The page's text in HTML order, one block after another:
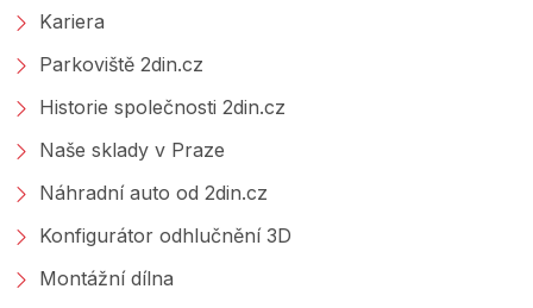
Kariera
Parkoviště 2din.cz
Historie společnosti 2din.cz
Naše sklady v Praze
Náhradní auto od 2din.cz
Konfigurátor odhlučnění 3D
Montážní dílna